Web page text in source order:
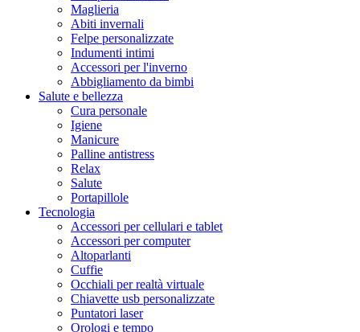
Maglieria
Abiti invernali
Felpe personalizzate
Indumenti intimi
Accessori per l'inverno
Abbigliamento da bimbi
Salute e bellezza
Cura personale
Igiene
Manicure
Palline antistress
Relax
Salute
Portapillole
Tecnologia
Accessori per cellulari e tablet
Accessori per computer
Altoparlanti
Cuffie
Occhiali per realtà virtuale
Chiavette usb personalizzate
Puntatori laser
Orologi e tempo